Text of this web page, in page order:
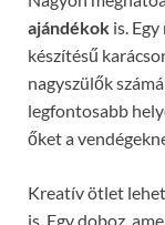
ajándékok is.
készítésű
nagyszülők
legfontosabb
őket a
Kreatív ötlet
is. Egy doboz,